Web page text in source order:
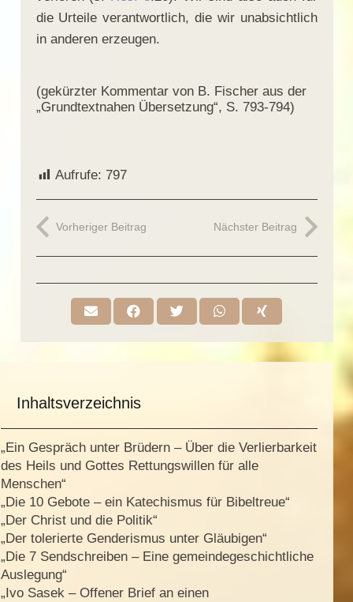
die Urteile verantwortlich, die wir unabsichtlich
in anderen erzeugen.
(gekürzter Kommentar von B. Fischer aus der
„Grundtextnahen Übersetzung“, S. 793-794)
Aufrufe: 797
Vorheriger Beitrag Nächster Beitrag
Inhaltsverzeichnis
„Ein Gespräch unter Brüdern – Über die Verlierbarkeit
des Heils und Gottes Rettungswillen für alle
Menschen“
„Die 10 Gebote – ein Katechismus für Bibeltreue“
„Der Christ und die Politik“
„Der tolerierte Genderismus unter Gläubigen“
„Die 7 Sendschreiben – Eine gemeindegeschichtliche
Auslegung“
„Ivo Sasek – Offener Brief an einen